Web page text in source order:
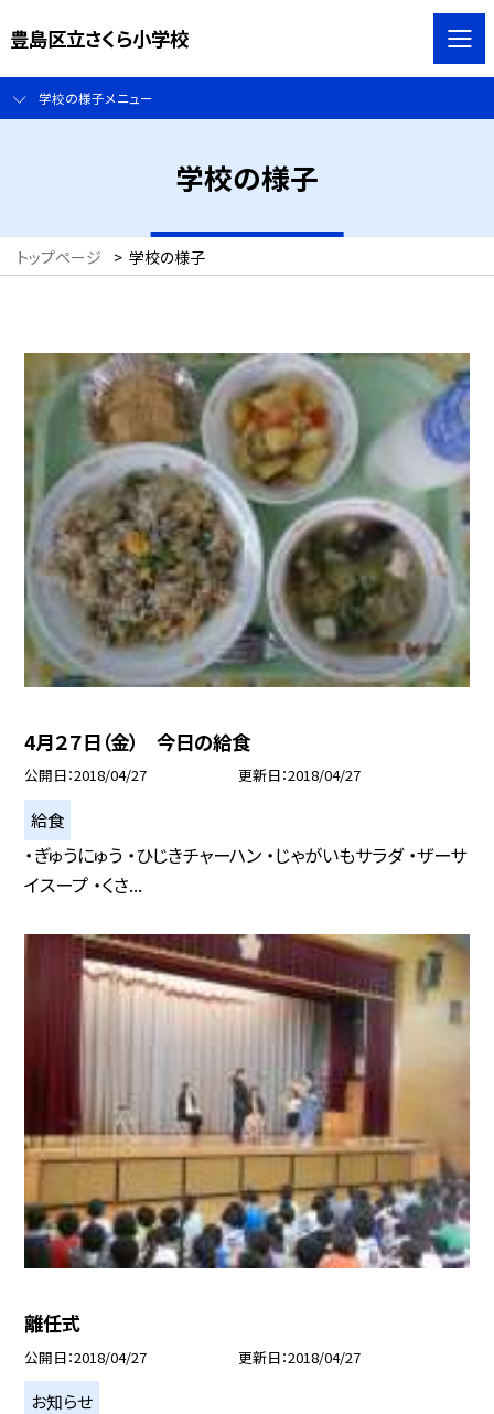
豊島区立さくら小学校
学校の様子メニュー
学校の様子
トップページ > 学校の様子
4月２７日（金） 今日の給食
公開日 2018/04/27 更新日 2018/04/27
給食
・ぎゅうにゅう ・ひじきチャーハン ・じゃがいもサラダ ・ザーサ
イスープ ・くさ...
離任式
公開日 2018/04/27 更新日 2018/04/27
お知らせ